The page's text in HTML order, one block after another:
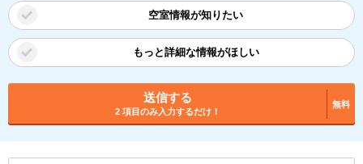
空室情報が知りたい
もっと詳細な情報がほしい
送信する
2 項目のみ入力するだけ！
無料